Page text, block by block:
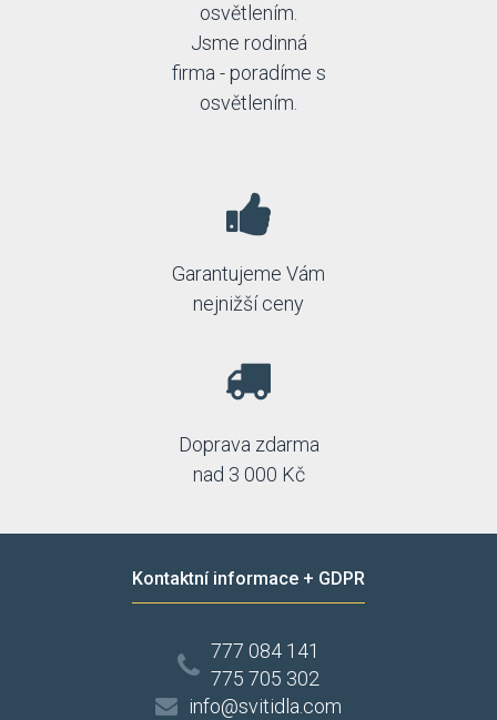
osvětlením.
Jsme rodinná
firma - poradíme s
osvětlením.
Garantujeme Vám
nejnižší ceny
Doprava zdarma
nad 3 000 Kč
Kontaktní informace + GDPR
777 084 141
775 705 302
info@svitidla.com